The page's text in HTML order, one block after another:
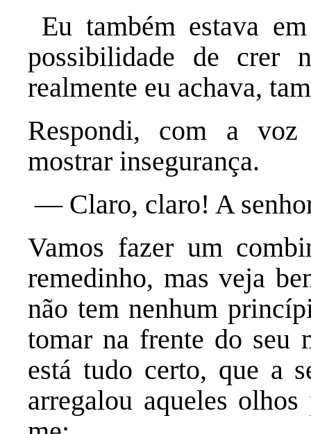
Eu também estava
possibilidade de crer
realmente eu achava,
Respondi, com a voz
mostrar insegurança.
— Claro, claro! A
Vamos fazer um
remedinho, mas veja
não tem nenhum
tomar na frente do seu
está tudo certo, que a
arregalou aqueles